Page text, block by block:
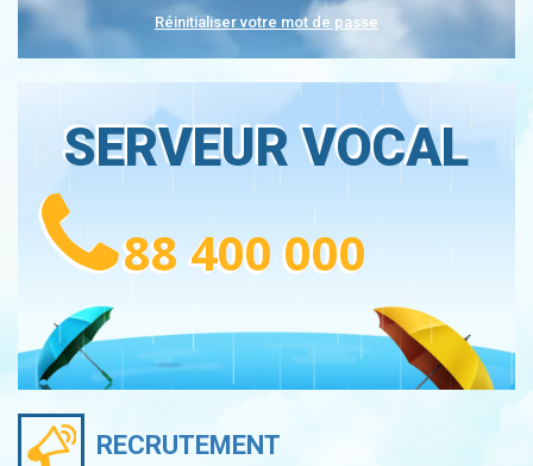
Réinitialiser votre mot de passe
SERVEUR VOCAL
88 400 000
RECRUTEMENT